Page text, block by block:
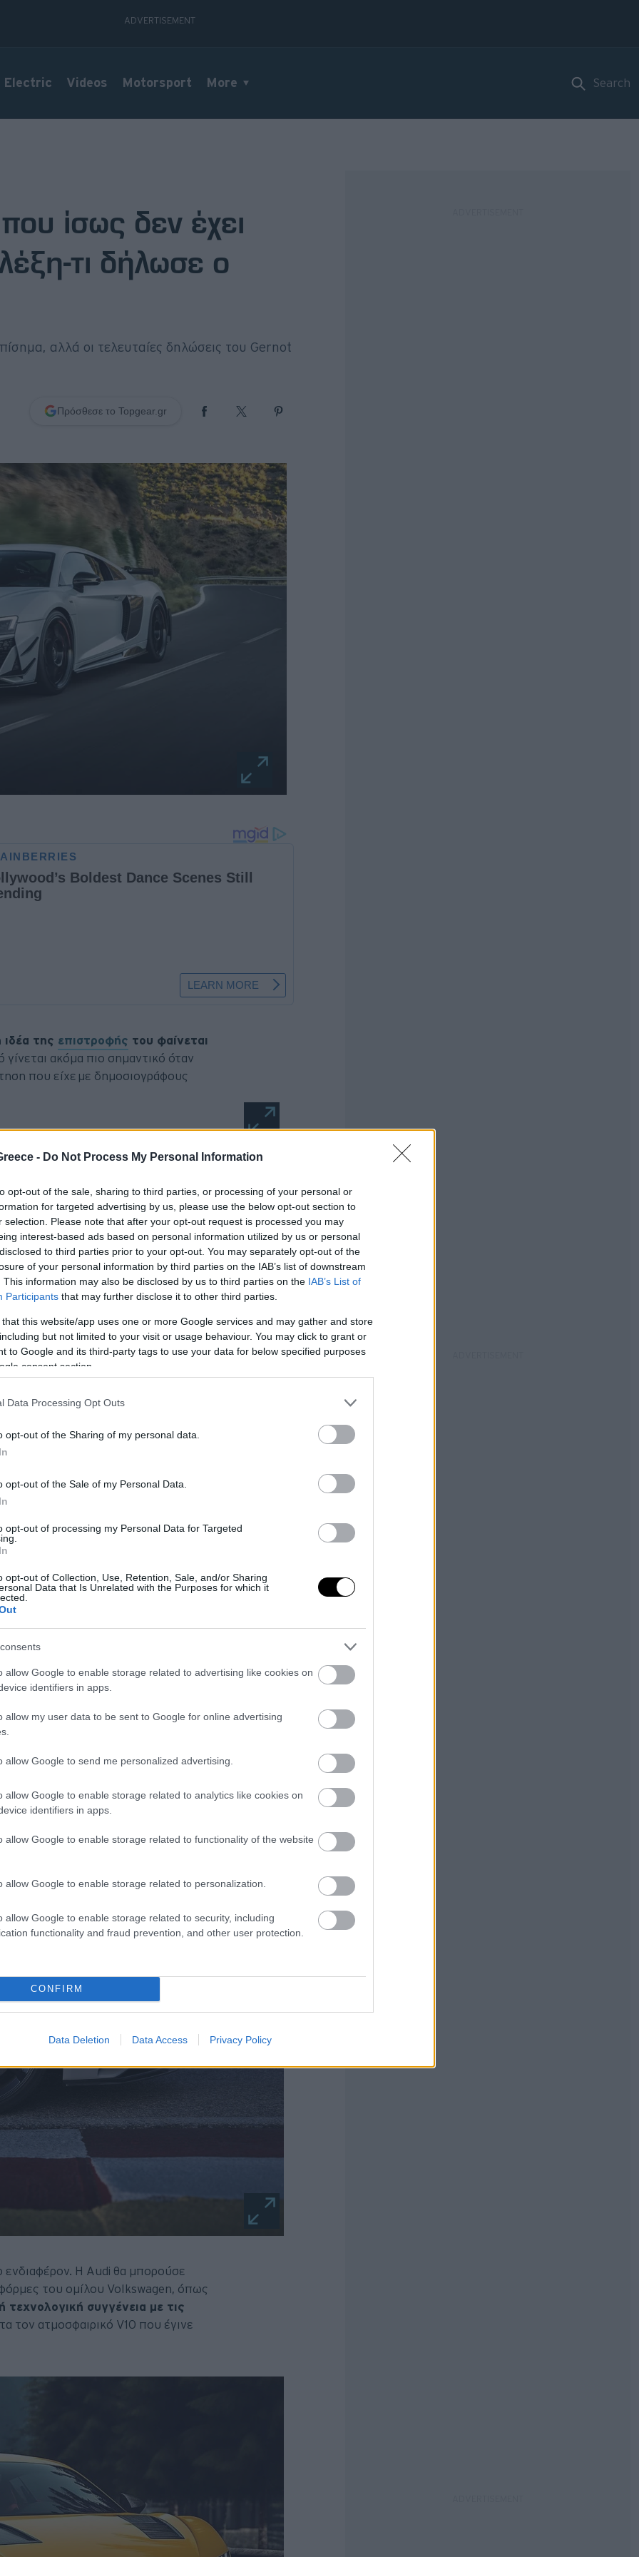
- Do Not Process My Personal Information
opt-out of the sale, sharing to third parties, or processing of your personal or
for targeted advertising by us, please use the below opt-out section to
selection. Please note that after your opt-out request is processed you may
interest-based ads based on personal information utilized by us or personal
to third parties prior to your opt-out. You may separately opt-out of the
of your personal information by third parties on the IAB’s list of downstream
This information may also be disclosed by us to third parties on the IAB’s List of
Participants that may further disclose it to other third parties.
that this website/app uses one or more Google services and may gather and store
but not limited to your visit or usage behaviour. You may click to grant or
to Google and its third-party tags to use your data for below specified purposes
consent section.
Data Processing Opt Outs
opt-out of the Sharing of my personal data.
opt-out of the Sale of my Personal Data.
opt-out of processing my Personal Data for Targeted
opt-out of Collection, Use, Retention, Sale, and/or Sharing
Data that Is Unrelated with the Purposes for which it
allow Google to enable storage related to advertising like cookies on
identifiers in apps.
allow my user data to be sent to Google for online advertising
allow Google to send me personalized advertising.
allow Google to enable storage related to analytics like cookies on
identifiers in apps.
allow Google to enable storage related to functionality of the website
allow Google to enable storage related to personalization.
allow Google to enable storage related to security, including
functionality and fraud prevention, and other user protection.
CONFIRM
Data Deletion Data Access Privacy Policy
Electric Videos Motorsport More Search
ίσως δεν έχει
τι δήλωσε ο
αλλά οι τελευταίες δηλώσεις του Gernot
Πρόσθεσε το Topgear.gr
ιδέα της επιστροφής του φαίνεται
γίνεται ακόμα πιο σημαντικό όταν
που είχε με δημοσιογράφους
η παγκόσμια στρατηγική της
Κάπου εκεί,
η κουβέντα έφτασε
ένα supercar με
είναι ολοκαίνουργιο
επιβεβαιώσει ότι υπάρχει ήδη
η αναφορά του στον κινητήρα V8
από ένα νέο supercar της Audi
επικεφαλής της γερμανικής
μιλώντας για τις δυνατότητες
περιορισμός" για έναν κινητήρα
το νέο plug-in hybrid supercar
Ο Dollner αναφέρθηκε
για έναν twin-turbo κινητήρα
"εξαιρετικό".
ενδιαφέρον. Η Audi θα μπορούσε
του ομίλου Volkswagen, όπως
τεχνολογική συγγένεια με τις
τον ατμοσφαιρικό V10 που έγινε